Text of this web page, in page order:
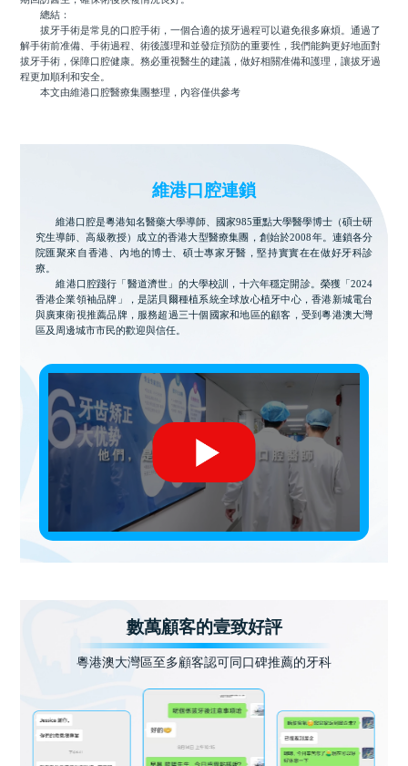
總結：
拔牙手術是常見的口腔手術，一個合適的拔牙過程可以避免很多麻煩。通過了
解手術前准備、手術過程、術後護理和並發症預防的重要性，我們能夠更好地面對
拔牙手術，保障口腔健康。務必重視醫生的建議，做好相關准備和護理，讓拔牙過
程更加順利和安全。
本文由維港口腔醫療集團整理，內容僅供參考
維港口腔連鎖
維港口腔是粵港知名醫藥大學導師、國家985重點大學醫學博士（碩士研
究生導師、高級教授）成立的香港大型醫療集團，創始於2008年。連鎖各分
院匯聚來自香港、內地的博士、碩士專家牙醫，堅持實實在在做好牙科診
療。
維港口腔踐行「醫道濟世」的大學校訓，十六年穩定開診。榮獲「2024
香港企業領袖品牌」，是諾貝爾種植系統全球放心植牙中心，香港新城電台
與廣東衛視推薦品牌，服務超過三十個國家和地區的顧客，受到粵港澳大灣
區及周邊城市市民的歡迎與信任。
數萬顧客的壹致好評
粵港澳大灣區至多顧客認可同口碑推薦的牙科